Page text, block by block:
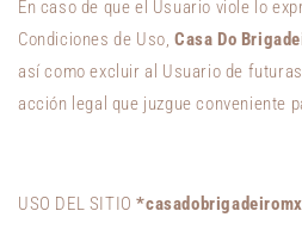
En caso de que el Usuario viole lo
Condiciones de Uso, Casa Do
así como excluir al Usuario de
acción legal que juzgue conveniente
USO DEL SITIO